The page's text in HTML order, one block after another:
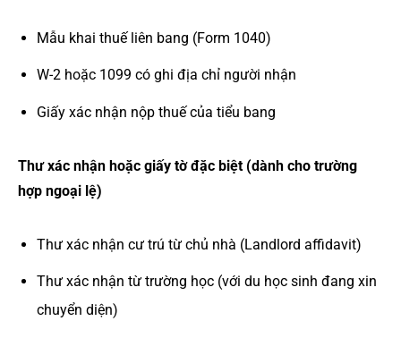
Mẫu khai thuế liên bang (Form 1040)
W-2 hoặc 1099 có ghi địa chỉ người nhận
Giấy xác nhận nộp thuế của tiểu bang
Thư xác nhận hoặc giấy tờ đặc biệt (dành cho trường
hợp ngoại lệ)
Thư xác nhận cư trú từ chủ nhà (Landlord affidavit)
Thư xác nhận từ trường học (với du học sinh đang xin
chuyển diện)